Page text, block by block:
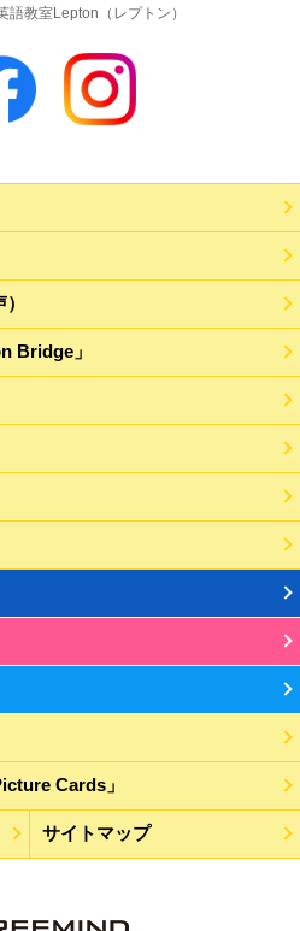
語教室Lepton（レプトン）
Bridge」
Cards」
サイトマップ